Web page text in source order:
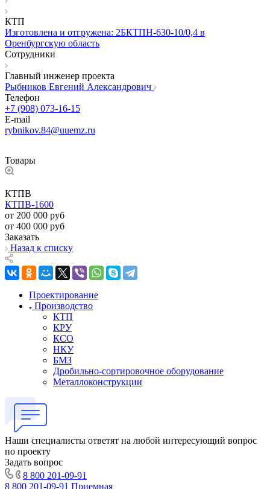
КТП
Изготовлена и отгружена: 2БКТПН-630-10/0,4 в
Оренбургскую область
Сотрудники
Главный инженер проекта
Рыбников Евгений Александрович
Телефон
+7 (908) 073-16-15
E-mail
rybnikov.84@uuemz.ru
Товары
КТПВ
КТПВ-1600
от 200 000 руб
от 400 000 руб
Заказать
Назад к списку
Проектирование
Производство
КТП
КРУ
КСО
НКУ
БМЗ
Дробильно-сортировочное оборудование
Металлоконструкции
Наши специалисты ответят на любой интересующий вопрос
по проекту
Задать вопрос
8 800 201-09-91
8 800 201-09-91 Приемная